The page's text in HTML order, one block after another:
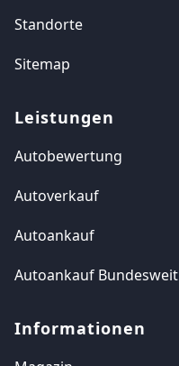
Standorte
Sitemap
Leistungen
Autobewertung
Autoverkauf
Autoankauf
Autoankauf Bundesweit
Informationen